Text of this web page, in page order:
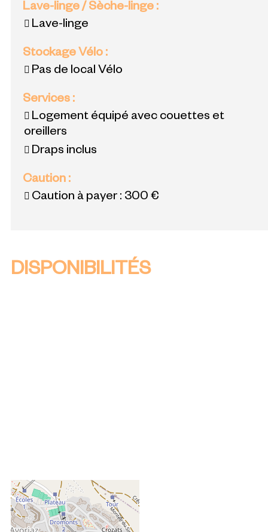
Lave-linge / Sèche-linge :
Lave-linge
Stockage Vélo :
Pas de local Vélo
Services :
Logement équipé avec couettes et
oreillers
Draps inclus
Caution :
Caution à payer : 300 €
DISPONIBILITÉS